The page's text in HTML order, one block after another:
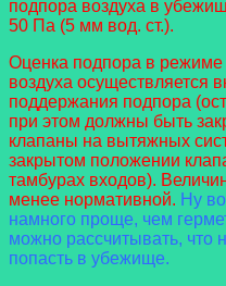
подпора воздуха в
50 Па (5 мм вод. ст.).
Оценка подпора в режиме
воздуха осуществляется
поддержания подпора
при этом должны быть
клапаны на вытяжных
закрытом положении
тамбурах входов).
менее нормативной. Ну
намного проще, чем
можно рассчитывать, что
попасть в убежище.